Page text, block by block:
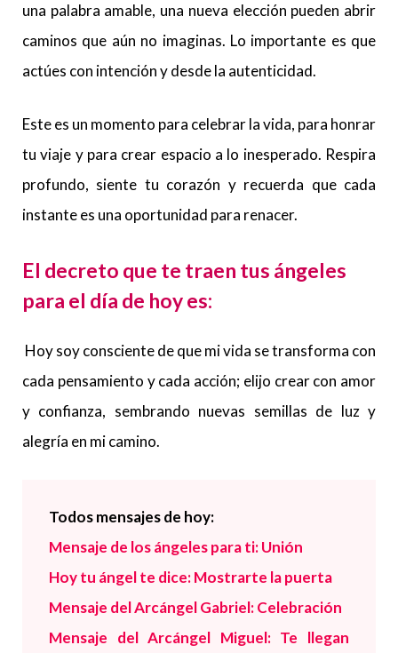
una palabra amable, una nueva elección pueden abrir
caminos que aún no imaginas. Lo importante es que
actúes con intención y desde la autenticidad.
Este es un momento para celebrar la vida, para honrar
tu viaje y para crear espacio a lo inesperado. Respira
profundo, siente tu corazón y recuerda que cada
instante es una oportunidad para renacer.
El decreto que te traen tus ángeles
para el día de hoy es:
Hoy soy consciente de que mi vida se transforma con
cada pensamiento y cada acción; elijo crear con amor
y confianza, sembrando nuevas semillas de luz y
alegría en mi camino.
Todosmensajes de hoy:
Mensaje de los ángeles para ti: Unión
Hoy tu ángel te dice: Mostrarte la puerta
Mensaje del Arcángel Gabriel: Celebración
Mensaje del Arcángel Miguel: Te llegan